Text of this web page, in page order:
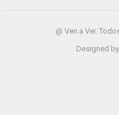
@ Ven a Ver.
Designed by